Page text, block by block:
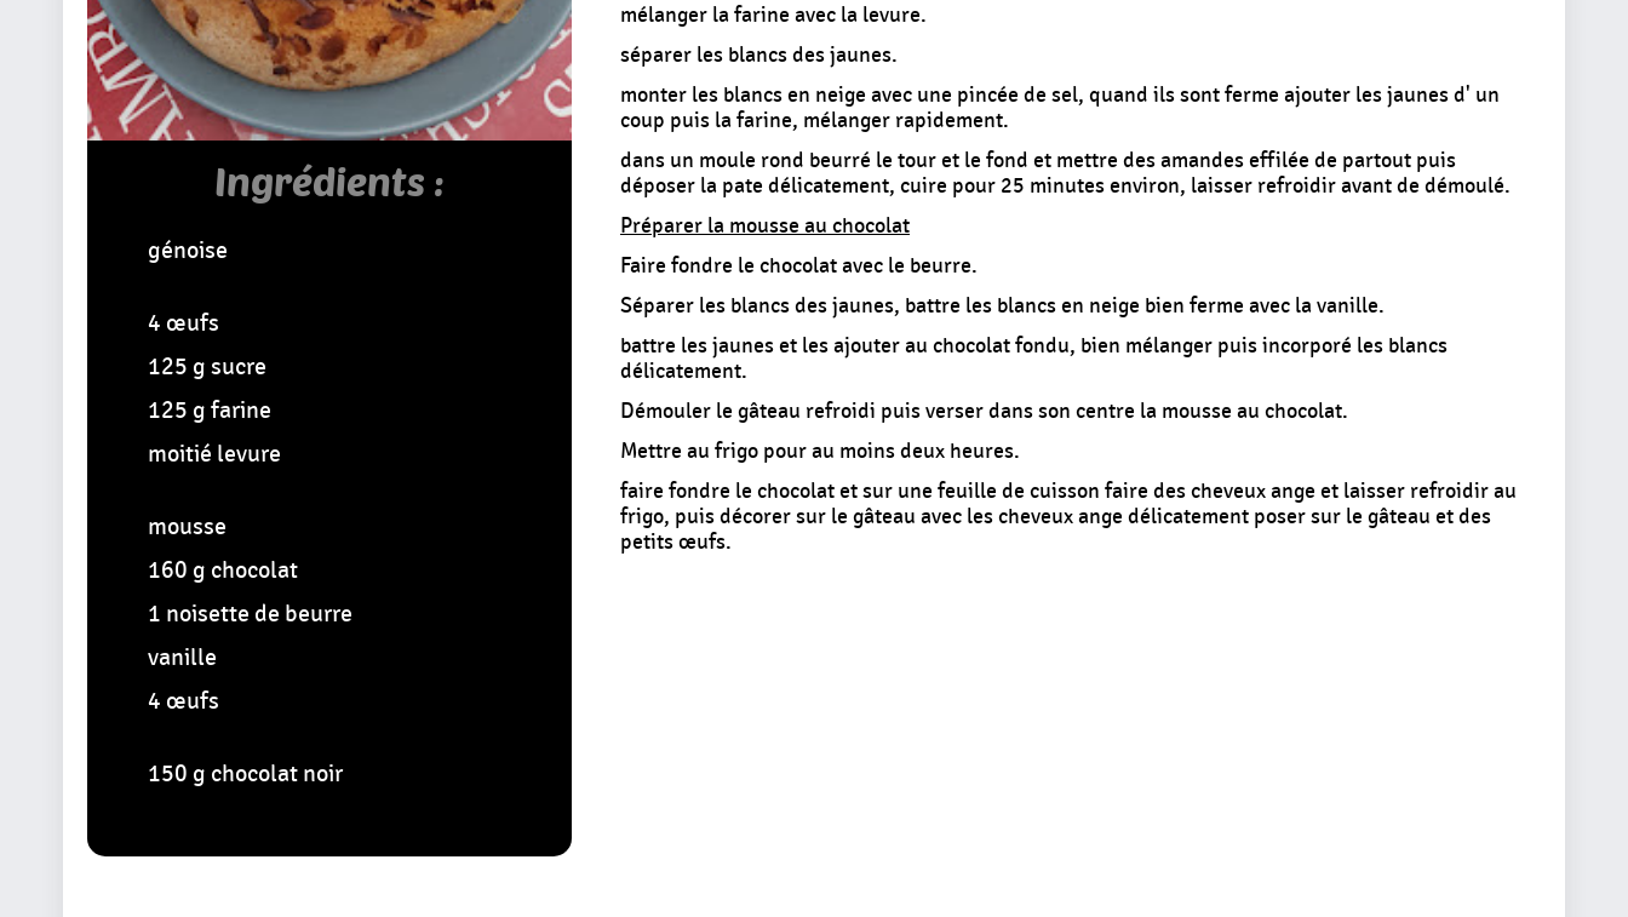
Ingrédients :
génoise
4 œufs
125 g sucre
125 g farine
moitié levure
mousse
160 g chocolat
1 noisette de beurre
vanille
4 œufs
150 g chocolat noir
mélanger la farine avec la levure.
séparer les blancs des jaunes.
monter les blancs en neige avec une pincée de sel, quand ils sont ferme ajouter les jaunes d' un
coup puis la farine, mélanger rapidement.
dans un moule rond beurré le tour et le fond et mettre des amandes effilée de partout puis
déposer la pate délicatement, cuire pour 25 minutes environ, laisser refroidir avant de démoulé.
Préparer la mousse au chocolat
Faire fondre le chocolat avec le beurre.
Séparer les blancs des jaunes, battre les blancs en neige bien ferme avec la vanille.
battre les jaunes et les ajouter au chocolat fondu, bien mélanger puis incorporé les blancs
délicatement.
Démouler le gâteau refroidi puis verser dans son centre la mousse au chocolat.
Mettre au frigo pour au moins deux heures.
faire fondre le chocolat et sur une feuille de cuisson faire des cheveux ange et laisser refroidir au
frigo, puis décorer sur le gâteau avec les cheveux ange délicatement poser sur le gâteau et des
petits œufs.